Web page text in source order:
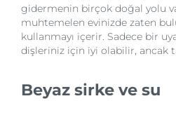
gidermenin birçok doğal yolu
muhtemelen evinizde zaten
kullanmayı içerir. Sadece bir
dişleriniz için iyi olabilir, ancak
Beyaz sirke ve su